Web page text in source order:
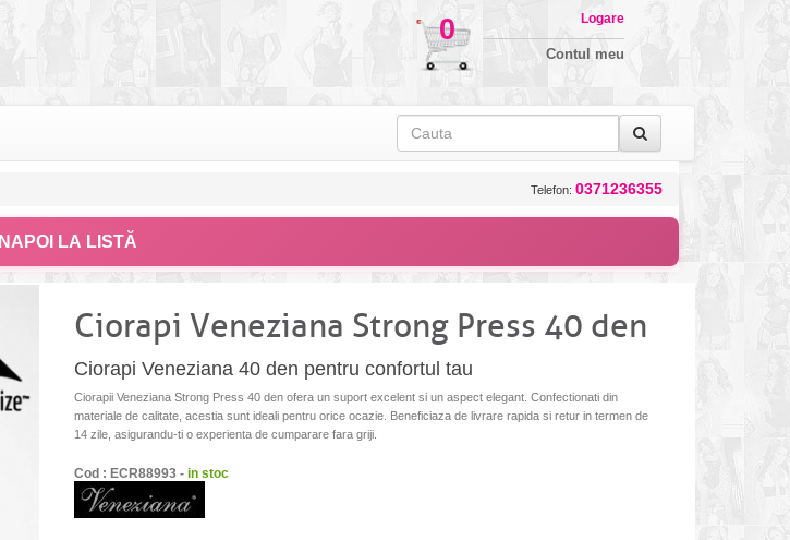
0 Logare
Contul meu
Telefon: 0371236355
ÎNAPOI LA LISTĂ
Ciorapi Veneziana Strong Press 40 den
Ciorapi Veneziana 40 den pentru confortul tau
Ciorapii Veneziana Strong Press 40 den ofera un suport excelent si un aspect elegant. Confectionati din
materiale de calitate, acestia sunt ideali pentru orice ocazie. Beneficiaza de livrare rapida si retur in termen de
14 zile, asigurandu-ti o experienta de cumparare fara griji.
Cod : ECR88993 - in stoc